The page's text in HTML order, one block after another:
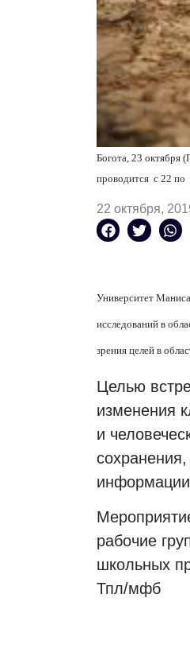
Богота, 23 октября
проводится с 22 по
22 октября,
Университет
исследований в
зрения целей в
Целью
изменения
и
информации
рабочие
школьных
Тпл/мфб